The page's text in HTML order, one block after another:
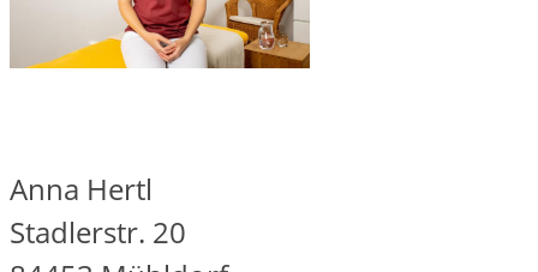
Anna Hertl
Stadlerstr. 20